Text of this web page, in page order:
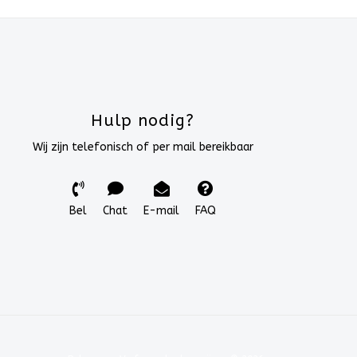
Hulp nodig?
Wij zijn telefonisch of per mail bereikbaar
Bel Chat E-mail FAQ